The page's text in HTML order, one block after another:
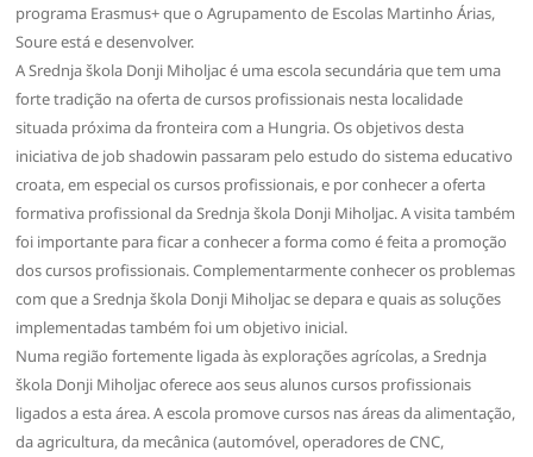
programa Erasmus+ que o Agrupamento de Escolas Martinho Árias,
Soure está e desenvolver.
A Srednja škola Donji Miholjac é uma escola secundária que tem uma
forte tradição na oferta de cursos profissionais nesta localidade
situada próxima da fronteira com a Hungria. Os objetivos desta
iniciativa de job shadowin passaram pelo estudo do sistema educativo
croata, em especial os cursos profissionais, e por conhecer a oferta
formativa profissional da Srednja škola Donji Miholjac. A visita também
foi importante para ficar a conhecer a forma como é feita a promoção
dos cursos profissionais. Complementarmente conhecer os problemas
com que a Srednja škola Donji Miholjac se depara e quais as soluções
implementadas também foi um objetivo inicial.
Numa região fortemente ligada às explorações agrícolas, a Srednja
škola Donji Miholjac oferece aos seus alunos cursos profissionais
ligados a esta área. A escola promove cursos nas áreas da alimentação,
da agricultura, da mecânica (automóvel, operadores de CNC,